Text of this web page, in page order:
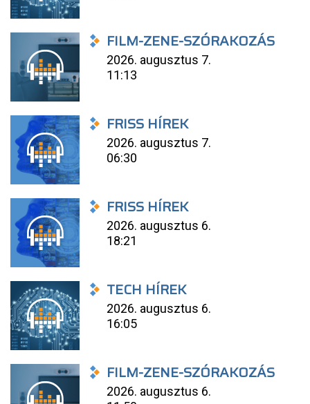
FILM-ZENE-SZÓRAKOZÁS
2026. augusztus 7.
11:13
FRISS HÍREK
2026. augusztus 7.
06:30
FRISS HÍREK
2026. augusztus 6.
18:21
TECH HÍREK
2026. augusztus 6.
16:05
FILM-ZENE-SZÓRAKOZÁS
2026. augusztus 6.